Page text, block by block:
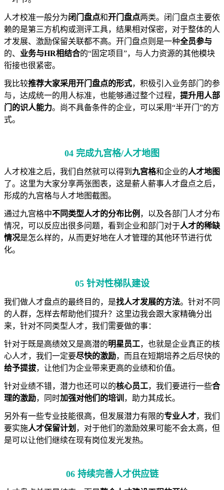
人才校准一般分为闭门盘点和开门盘点两类。闭门盘点主要依
赖的是第三方机构或测评工具，结果相对保密，对于整体的人
才发展、激励保留关联都不高。开门盘点则是一种全员参与
的、 业务与HR相结合的“固定项目”，与人力资源的其他模块
衔接也很紧密。
我比较推荐大家采用开门盘点的形式，积极引入业务部门的参
与，达成统一的用人标准，也能够通过整个过程， 提升用人部
门的识人能力。尚不具备条件的企业，可以采用“半开门”的方
式。
04 完成九宫格/人才地图
人才校准之后，我们自然就可以得到 九宫格和企业的人才地图
了。这里为大家分享两张图表，这是薪人薪事人才盘点之后，
形成的九宫格与人才地图截图。
通过九宫格中不同类型人才的分布比例 ，以及各部门人才分布
情况，可以反应出很多问题，看到企业和部门对于人才的稀缺
情况是怎么样的，从而更好地在人才管理的其他环节进行优
化。
05 针对性梯队建设
我们做人才盘点的最终目的，是找人才发展的方法。针对不同
的人群，怎样去帮助他们提升？这里边我会跟大家精确分出
来，针对不同类型人才，我们需要做的事：
针对于既是高绩效又是高潜的明星员工，也就是企业真正的核
心人才，我们一定要尽快的激励，而且在短期培养之后尽快的
给予提拔，让他们为企业带来更高的业绩和价值。
针对业绩不错，潜力也还可以的核心员工，我们要进行一些合
理的激励，同时加强对他们的培训 ，助力其成长。
另外有一些专业技能很高，但发展潜力有限的专业人才，我们
要实施人才保留计划 ，对于他们的激励效果可能不会太高，但
是可以让他们继续在现有岗位发光发热。
06 持续完善人才供应链